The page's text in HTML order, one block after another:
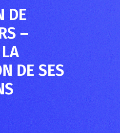
DE
–
DE SES